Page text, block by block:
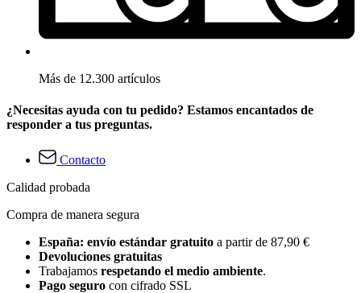
Más de 12.300 artículos
¿Necesitas ayuda con tu pedido? Estamos encantados de
responder a tus preguntas.
Contacto
Calidad probada
Compra de manera segura
España: envío estándar gratuito a partir de 87,90 €
Devoluciones gratuitas
Trabajamos respetando el medio ambiente.
Pago seguro con cifrado SSL